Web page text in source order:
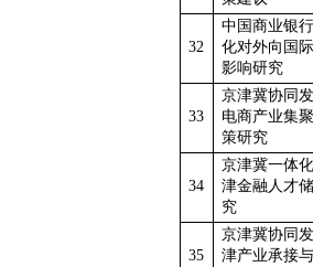
32
中国商业银
化对外向国
影响研究
33
京津冀协同
电商产业集
策研究
34
京津冀一体
津金融人才
究
35
京津冀协同
津产业承接